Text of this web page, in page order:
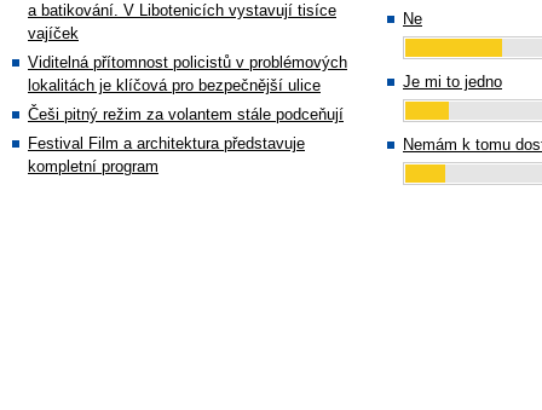
a batikování. V Libotenicích vystavují tisíce
vajíček
Viditelná přítomnost policistů v problémových
lokalitách je klíčová pro bezpečnější ulice
Češi pitný režim za volantem stále podceňují
Festival Film a architektura představuje
kompletní program
Ne
Je mi to jedno
Nemám k tomu